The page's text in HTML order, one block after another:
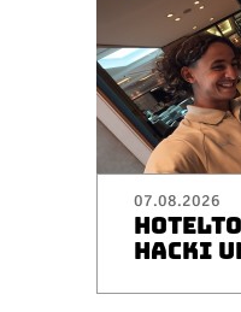
07.08.2026
HACKI